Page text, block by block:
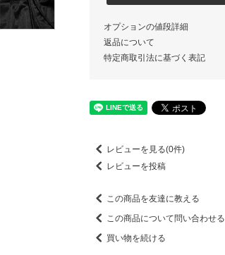
オプションの値段詳細
返品について
特定商取引法に基づく表記
レビューを見る(0件)
レビューを投稿
この商品を友達に教える
この商品について問い合わせる
買い物を続ける